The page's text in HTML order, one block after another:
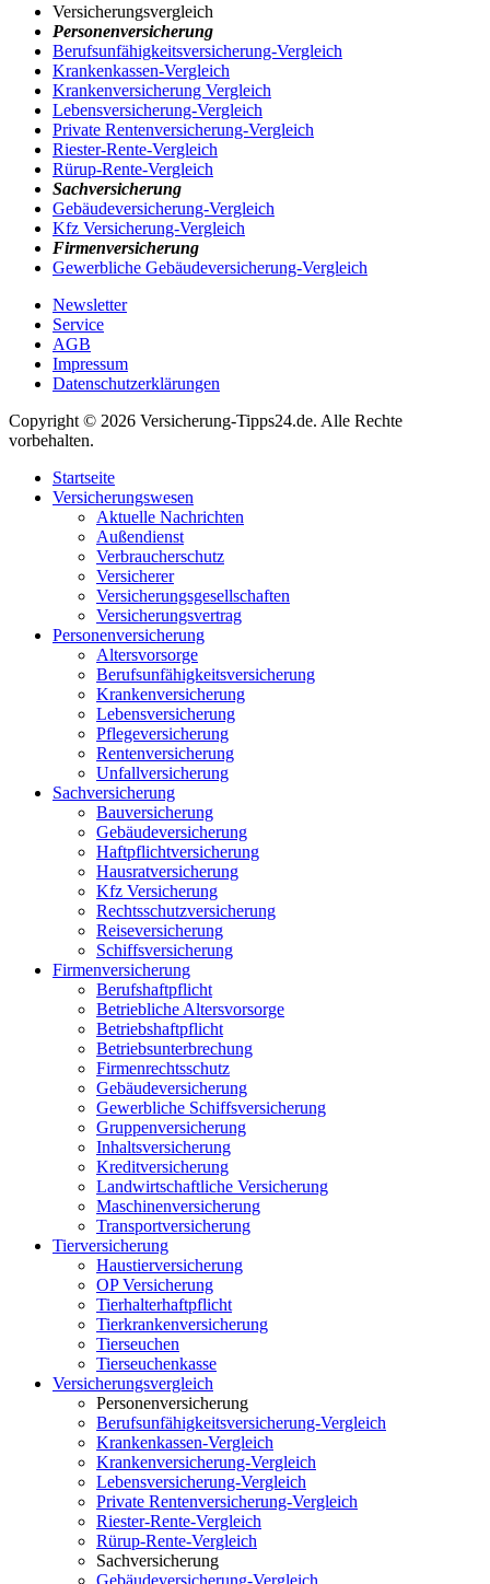
Versicherungsvergleich
Personenversicherung
Berufsunfähigkeitsversicherung-Vergleich
Krankenkassen-Vergleich
Krankenversicherung Vergleich
Lebensversicherung-Vergleich
Private Rentenversicherung-Vergleich
Riester-Rente-Vergleich
Rürup-Rente-Vergleich
Sachversicherung
Gebäudeversicherung-Vergleich
Kfz Versicherung-Vergleich
Firmenversicherung
Gewerbliche Gebäudeversicherung-Vergleich
Newsletter
Service
AGB
Impressum
Datenschutzerklärungen
Copyright © 2026 Versicherung-Tipps24.de. Alle Rechte
vorbehalten.
Startseite
Versicherungswesen
Aktuelle Nachrichten
Außendienst
Verbraucherschutz
Versicherer
Versicherungsgesellschaften
Versicherungsvertrag
Personenversicherung
Altersvorsorge
Berufsunfähigkeits­versicherung
Krankenversicherung
Lebensversicherung
Pflegeversicherung
Rentenversicherung
Unfallversicherung
Sachversicherung
Bauversicherung
Gebäudeversicherung
Haftpflichtversicherung
Hausratversicherung
Kfz Versicherung
Rechtsschutzversicherung
Reiseversicherung
Schiffsversicherung
Firmenversicherung
Berufshaftpflicht
Betriebliche Altersvorsorge
Betriebshaftpflicht
Betriebsunterbrechung
Firmenrechtsschutz
Gebäudeversicherung
Gewerbliche Schiffsversicherung
Gruppenversicherung
Inhaltsversicherung
Kreditversicherung
Landwirtschaftliche Versicherung
Maschinenversicherung
Transportversicherung
Tierversicherung
Haustierversicherung
OP Versicherung
Tierhalterhaftpflicht
Tierkrankenversicherung
Tierseuchen
Tierseuchenkasse
Versicherungsvergleich
Personenversicherung
Berufsunfähigkeitsversicherung-Vergleich
Krankenkassen-Vergleich
Krankenversicherung-Vergleich
Lebensversicherung-Vergleich
Private Rentenversicherung-Vergleich
Riester-Rente-Vergleich
Rürup-Rente-Vergleich
Sachversicherung
Gebäudeversicherung-Vergleich